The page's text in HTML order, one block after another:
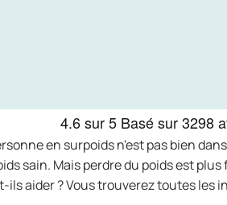
4.6sur 5 Basé sur3298
en surpoids n'est pas bien
sain. Mais perdre du poids est
aider ? Vous trouverez toutes les